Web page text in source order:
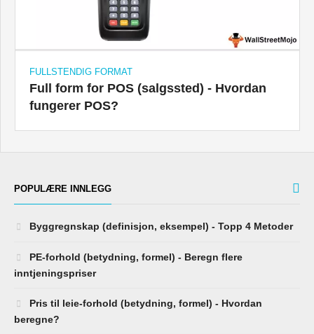
FULLSTENDIG FORMAT
Full form for POS (salgssted) - Hvordan
fungerer POS?
POPULÆRE INNLEGG
Byggregnskap (definisjon, eksempel) - Topp 4 Metoder
PE-forhold (betydning, formel) - Beregn flere
inntjeningspriser
Pris til leie-forhold (betydning, formel) - Hvordan
beregne?